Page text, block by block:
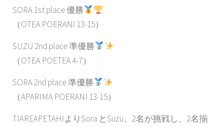
SORA 1st place 優勝
（OTEA POERANI 13-15）
SUZU 2nd place 準優勝
（OTEA POETEA 4-7）
SORA 2nd place 準優勝
（APARIMA POERANI 13-15）
TIAREAPETAHIよりSora とSuzu、2名が挑戦し、2名揃